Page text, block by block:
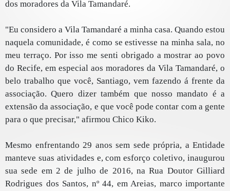
dos moradores da Vila Tamandaré.
"Eu considero a Vila Tamandaré a minha casa. Quando estou
naquela comunidade, é como se estivesse na minha sala, no
meu terraço. Por isso me senti obrigado a mostrar ao povo
do Recife, em especial aos moradores da Vila Tamandaré, o
belo trabalho que você, Santiago, vem fazendo á frente da
associação. Quero dizer também que nosso mandato é a
extensão da associação, e que você pode contar com a gente
para o que precisar," afirmou Chico Kiko.
Mesmo enfrentando 29 anos sem sede própria, a Entidade
manteve suas atividades e, com esforço coletivo, inaugurou
sua sede em 2 de julho de 2016, na Rua Doutor Gilliard
Rodrigues dos Santos, nº 44, em Areias, marco importante